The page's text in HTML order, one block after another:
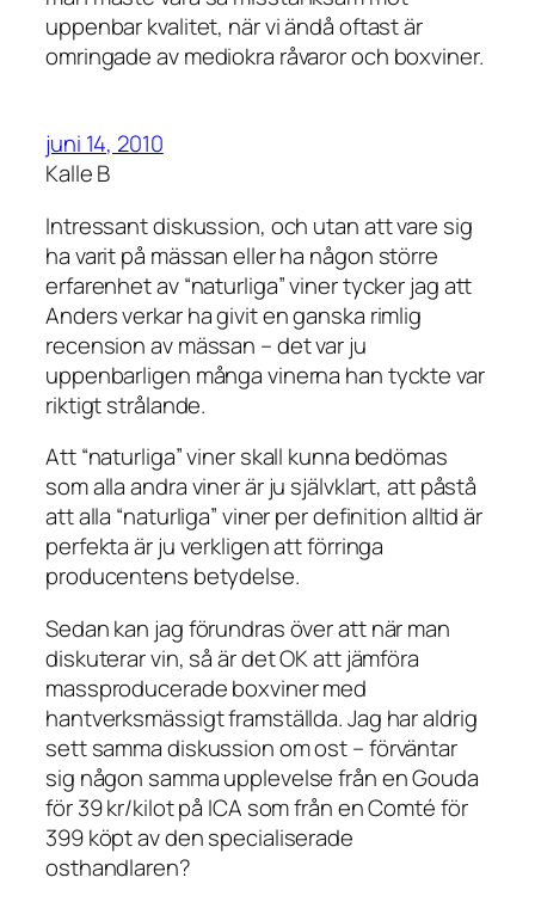
uppenbar kvalitet, när vi ändå oftast är
omringade av mediokra råvaror och boxviner.
juni 14, 2010
Kalle B
Intressant diskussion, och utan att vare sig
ha varit på mässan eller ha någon större
erfarenhet av “naturliga” viner tycker jag att
Anders verkar ha givit en ganska rimlig
recension av mässan – det var ju
uppenbarligen många vinerna han tyckte var
riktigt strålande.
Att “naturliga” viner skall kunna bedömas
som alla andra viner är ju självklart, att påstå
att alla “naturliga” viner per definition alltid är
perfekta är ju verkligen att förringa
producentens betydelse.
Sedan kan jag förundras över att när man
diskuterar vin, så är det OK att jämföra
massproducerade boxviner med
hantverksmässigt framställda. Jag har aldrig
sett samma diskussion om ost – förväntar
sig någon samma upplevelse från en Gouda
för 39 kr/kilot på ICA som från en Comté för
399 köpt av den specialiserade
osthandlaren?